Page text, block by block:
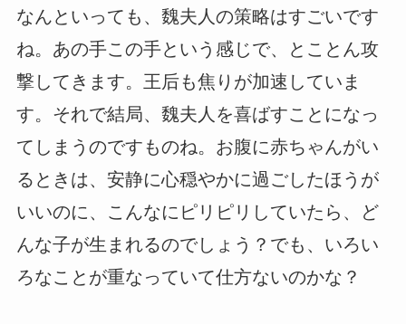
なんといっても、魏夫人の策略はすごいです
ね。あの手この手という感じで、とことん攻
撃してきます。王后も焦りが加速していま
す。それで結局、魏夫人を喜ばすことになっ
てしまうのですものね。お腹に赤ちゃんがい
るときは、安静に心穏やかに過ごしたほうが
いいのに、こんなにピリピリしていたら、ど
んな子が生まれるのでしょう？でも、いろい
ろなことが重なっていて仕方ないのかな？